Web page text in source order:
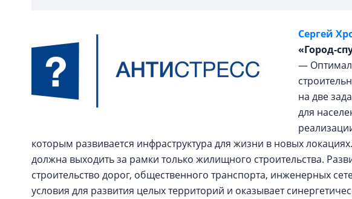
Сергей
«Город-
—
на две
для
которым развивается инфраструктура для жизни в новых
должна выходить за рамки только жилищного строительства.
строительство дорог, общественного транспорта, инженерных
условия для развития целых территорий и оказывает